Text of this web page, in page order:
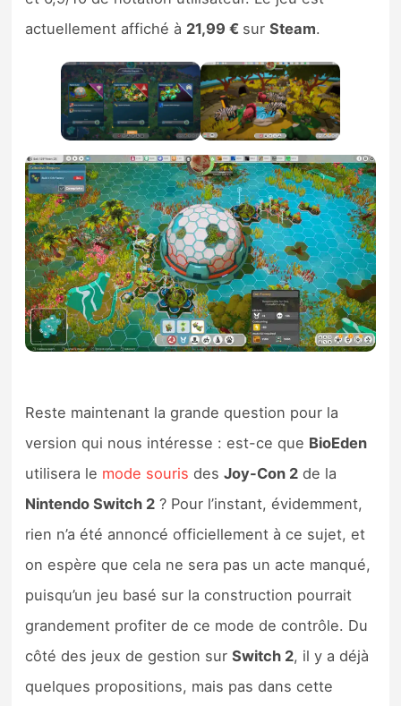
actuellement affiché à 21,99 € surSteam.
Reste maintenant la grande question pour la
version qui nous intéresse : est-ce que BioEden
utilisera le mode souris desJoy-Con 2 de la
Nintendo Switch 2 ? Pour l’instant, évidemment,
rien n’a été annoncé officiellement à ce sujet, et
on espère que cela ne sera pas un acte manqué,
puisqu’un jeu basé sur la construction pourrait
grandement profiter de ce mode de contrôle. Du
côté des jeux de gestion surSwitch 2, il y a déjà
quelques propositions, mais pas dans cette